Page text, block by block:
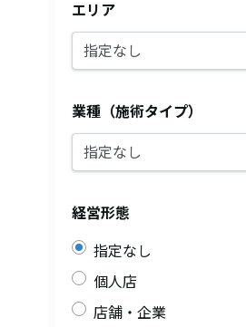
エリア
業種（施術タイプ）
経営形態
指定なし
個人店
店舗・企業